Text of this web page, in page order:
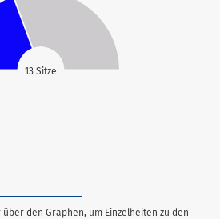
13 Sitze
über den Graphen, um Einzelheiten zu den